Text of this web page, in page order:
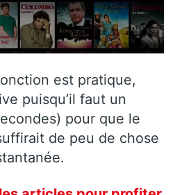
est pratique,
puisqu’il faut un
pour que le
de peu de chose